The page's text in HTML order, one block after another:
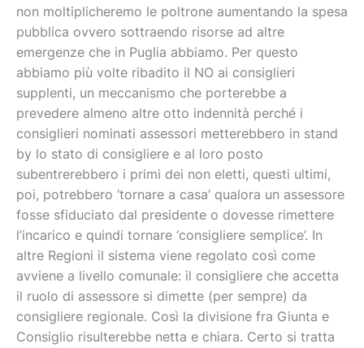
non moltiplicheremo le poltrone aumentando la spesa
pubblica ovvero sottraendo risorse ad altre
emergenze che in Puglia abbiamo. Per questo
abbiamo più volte ribadito il NO ai consiglieri
supplenti, un meccanismo che porterebbe a
prevedere almeno altre otto indennità perché i
consiglieri nominati assessori metterebbero in stand
by lo stato di consigliere e al loro posto
subentrerebbero i primi dei non eletti, questi ultimi,
poi, potrebbero ‘tornare a casa’ qualora un assessore
fosse sfiduciato dal presidente o dovesse rimettere
l’incarico e quindi tornare ‘consigliere semplice’. In
altre Regioni il sistema viene regolato così come
avviene a livello comunale: il consigliere che accetta
il ruolo di assessore si dimette (per sempre) da
consigliere regionale. Così la divisione fra Giunta e
Consiglio risulterebbe netta e chiara. Certo si tratta